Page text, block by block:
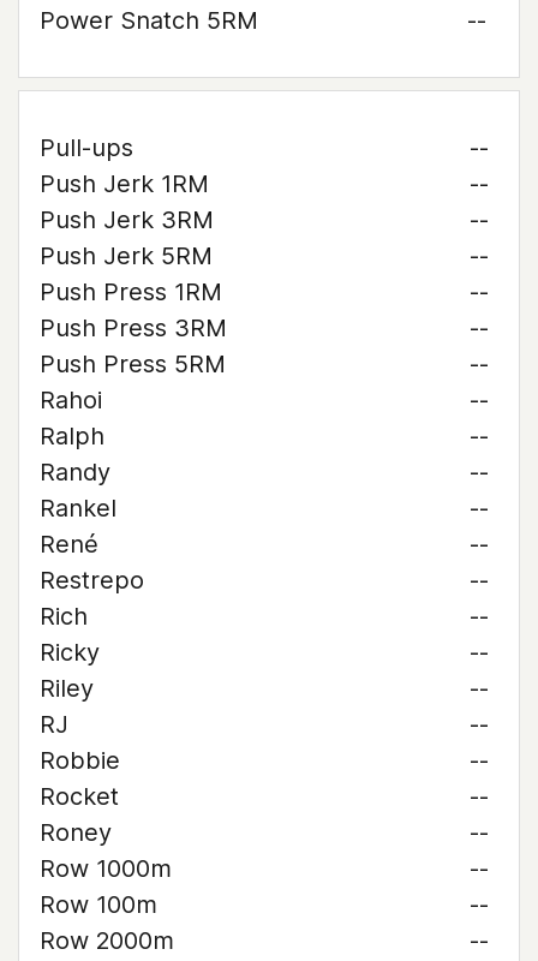
Power Snatch 5RM
--
Pull-ups
--
Push Jerk 1RM
--
Push Jerk 3RM
--
Push Jerk 5RM
--
Push Press 1RM
--
Push Press 3RM
--
Push Press 5RM
--
Rahoi
--
Ralph
--
Randy
--
Rankel
--
René
--
Restrepo
--
Rich
--
Ricky
--
Riley
--
RJ
--
Robbie
--
Rocket
--
Roney
--
Row 1000m
--
Row 100m
--
Row 2000m
--